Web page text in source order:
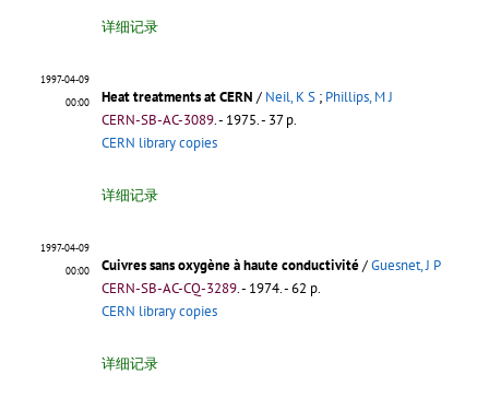
详细记录
1997-04-09
00:00
Heat treatments at CERN / Neil, K S ; Phillips, M J
CERN-SB-AC-3089.- 1975. - 37 p.
CERN library copies
详细记录
1997-04-09
00:00
Cuivres sans oxygène à haute conductivité/Guesnet, J P
CERN-SB-AC-CQ-3289.- 1974. - 62 p.
CERN library copies
详细记录